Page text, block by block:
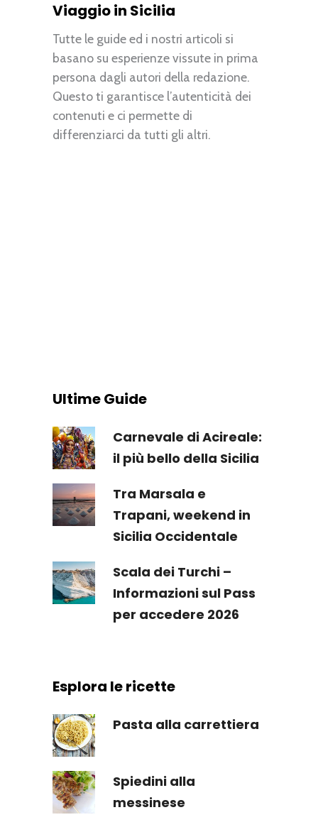
Viaggio in Sicilia
Tutte le guide ed i nostri articoli si
basano su esperienze vissute in prima
persona dagli autori della redazione.
Questo ti garantisce l’autenticità dei
contenuti e ci permette di
differenziarci da tutti gli altri.
Ultime Guide
Carnevale di Acireale:
il più bello della Sicilia
Tra Marsala e
Trapani, weekend in
Sicilia Occidentale
Scala dei Turchi –
Informazioni sul Pass
per accedere 2026
Esplora le ricette
Pasta alla carrettiera
Spiedini alla
messinese